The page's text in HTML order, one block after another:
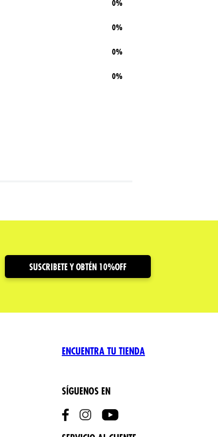
0%
0%
0%
0%
SUSCRIBETE Y OBTÉN 10%OFF
ENCUENTRA TU TIENDA
SÍGUENOS EN